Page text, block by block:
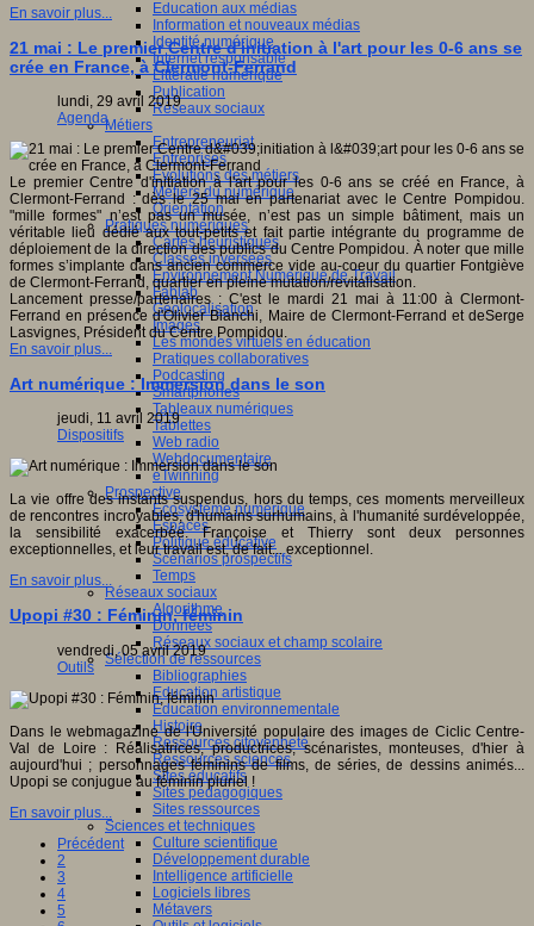
Education aux médias
Information et nouveaux médias
Identité numérique
Internet responsable
Littératie numérique
Publication
Réseaux sociaux
Métiers
Entrepreneuriat
Entreprises
Evolutions des métiers
Métiers du numérique
Orientation
Pratiques numériques
Cartes heuristiques
Classes inversées
Environnement Numérique de Travail
Fablab
Géolocalisation
Images
Les mondes virtuels en éducation
Pratiques collaboratives
Podcasting
Smartphones
Tableaux numériques
Tablettes
Web radio
Webdocumentaire
eTwinning
Prospective
Ecosystème numérique
Espaces
Politique éducative
Scénarios prospectifs
Temps
Réseaux sociaux
Algorithme
Données
Réseaux sociaux et champ scolaire
Sélection de ressources
Bibliographies
Education artistique
Education environnementale
Histoire
Ressources citoyenneté
Ressources sciences
Sites éducatifs
Sites pédagogiques
Sites ressources
Sciences et techniques
Culture scientifique
Développement durable
Intelligence artificielle
Logiciels libres
Métavers
En savoir plus...
21 mai : Le premier Centre d'initiation à l'art pour les 0-6 ans se
crée en France, à Clermont-Ferrand
lundi, 29 avril 2019
Agenda
Le premier Centre d'initiation à l'art pour les 0-6 ans se créé en France, à
Clermont-Ferrand : dès le 25 mai en partenariat avec le Centre Pompidou.
"mille formes" n’est pas un musée, n’est pas un simple bâtiment, mais un
véritable lieu dédié aux tout-petits et fait partie intégrante du programme de
déploiement de la direction des publics du Centre Pompidou. À noter que mille
formes s’implante dans ancien commerce vide au-coeur du quartier Fontgiève
de Clermont-Ferrand, quartier en pleine mutation/revitalisation.
Lancement presse/partenaires : C'est le mardi 21 mai à 11:00 à Clermont-
Ferrand en présence d'Olivier Bianchi, Maire de Clermont-Ferrand et deSerge
Lasvignes, Président du Centre Pompidou.
En savoir plus...
Art numérique : Immersion dans le son
jeudi, 11 avril 2019
Dispositifs
La vie offre des instants suspendus, hors du temps, ces moments merveilleux
de rencontres incroyables, d'humains surhumains, à l'humanité surdéveloppée,
la sensibilité exacerbée. Françoise et Thierry sont deux personnes
exceptionnelles, et leur travail est, de fait... exceptionnel.
En savoir plus...
Upopi #30 : Féminin, féminin
vendredi, 05 avril 2019
Outils
Dans le webmagazine de l'Université populaire des images de Ciclic Centre-
Val de Loire : Réalisatrices, productrices, scénaristes, monteuses, d'hier à
aujourd'hui ; personnages féminins de films, de séries, de dessins animés...
Upopi se conjugue au féminin pluriel !
En savoir plus...
Précédent
2
3
4
5